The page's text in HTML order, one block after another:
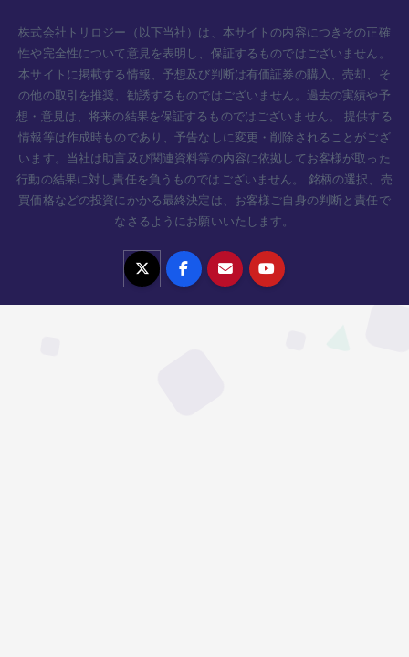
株式会社トリロジー（以下当社）は、本サイトの内容につきその正確
性や完全性について意見を表明し、保証するものではございません。
本サイトに掲載する情報、予想及び判断は有価証券の購入、売却、そ
の他の取引を推奨、勧誘するものではございません。過去の実績や予
想・意見は、将来の結果を保証するものではございません。 提供する
情報等は作成時ものであり、予告なしに変更・削除されることがござ
います。当社は助言及び関連資料等の内容に依拠してお客様が取った
行動の結果に対し責任を負うものではございません。 銘柄の選択、売
買価格などの投資にかかる最終決定は、お客様ご自身の判断と責任で
なさるようにお願いいたします。